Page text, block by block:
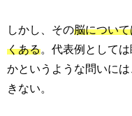
しかし、その脳につい
くある 。代表例として
かというような問いに
きない。